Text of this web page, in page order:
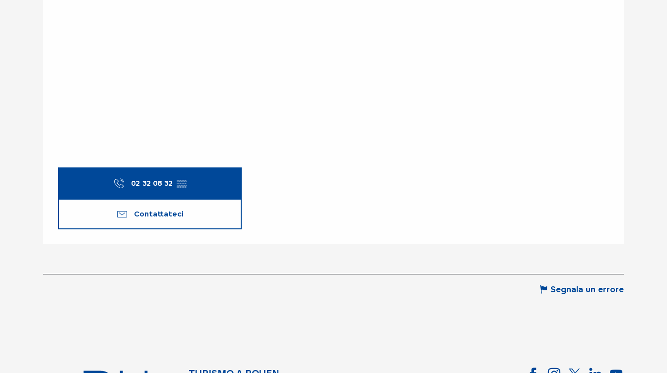
02 32 08 32 ▒▒
Contattateci
Segnala un errore